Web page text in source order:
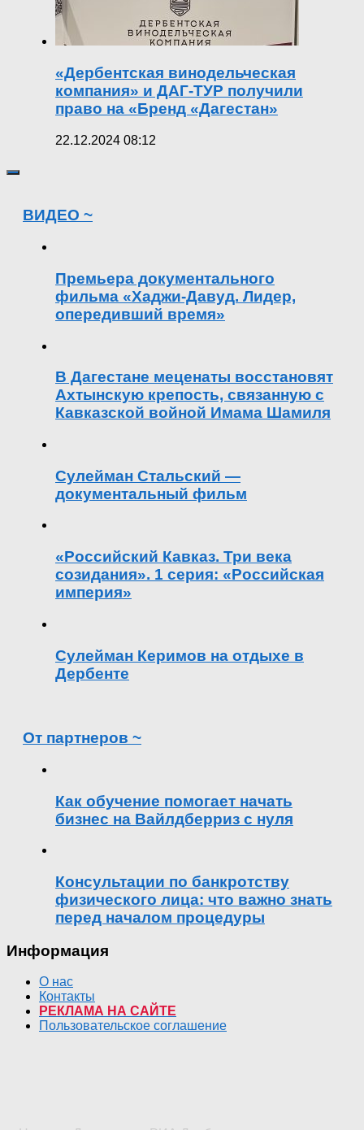
«Дербентская винодельческая
компания» и ДАГ-ТУР получили
право на «Бренд «Дагестан»
22.12.2024 08:12
ВИДЕО ~
Премьера документального
фильма «Хаджи-Давуд. Лидер,
опередивший время»
В Дагестане меценаты восстановят
Ахтынскую крепость, связанную с
Кавказской войной Имама Шамиля
Сулейман Стальский —
документальный фильм
«Российский Кавказ. Три века
созидания». 1 серия: «Российская
империя»
Сулейман Керимов на отдыхе в
Дербенте
От партнеров ~
Как обучение помогает начать
бизнес на Вайлдберриз с нуля
Консультации по банкротству
физического лица: что важно знать
перед началом процедуры
Информация
О нас
Контакты
РЕКЛАМА НА САЙТЕ
Пользовательское соглашение